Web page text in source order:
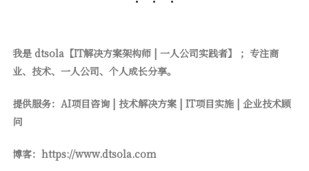
我是 dtsola【IT解决方案架构师 | 一人公司实践者】 ；专注商
业、技术、一人公司、个人成长分享。
提供服务：AI项目咨询 | 技术解决方案 | IT项目实施 | 企业技术顾
问
博客：https://www.dtsola.com